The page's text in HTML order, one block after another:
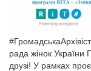
рада жінок України
друзі! У рамках